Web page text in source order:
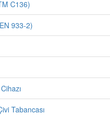
C136)
933-2)
Tabancası